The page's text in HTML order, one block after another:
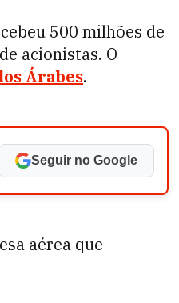
500 milhões de
acionistas. O
Árabes.
Seguir no Google
aérea que